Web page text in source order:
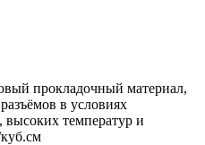
прокладочный материал,
в условиях
высоких температур и